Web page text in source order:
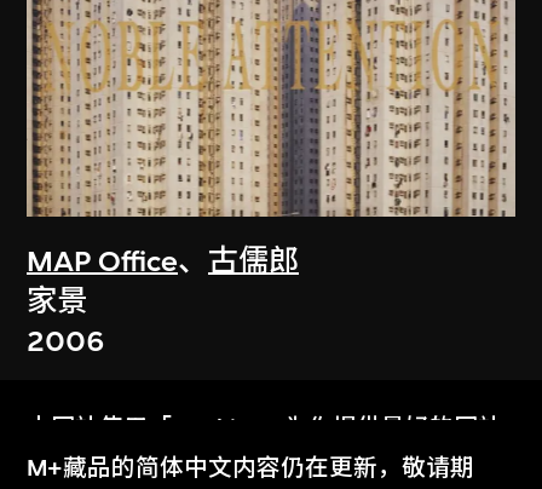
MAP Office、 古儒郎
家景
2006
本网站使用「Cookies」为你提供最好的网站
体验。
M+藏品的简体中文内容仍在更新，敬请期